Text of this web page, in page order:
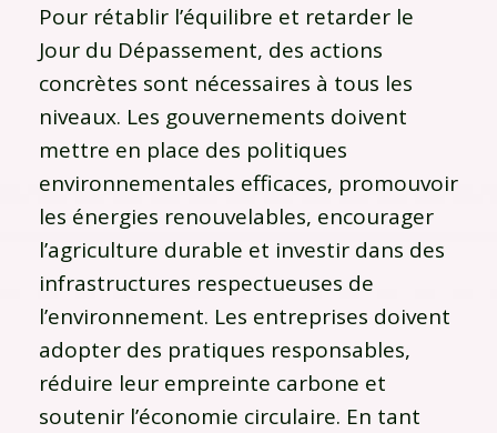
Pour rétablir l’équilibre et retarder le
Jour du Dépassement, des actions
concrètes sont nécessaires à tous les
niveaux. Les gouvernements doivent
mettre en place des politiques
environnementales efficaces, promouvoir
les énergies renouvelables, encourager
l’agriculture durable et investir dans des
infrastructures respectueuses de
l’environnement. Les entreprises doivent
adopter des pratiques responsables,
réduire leur empreinte carbone et
soutenir l’économie circulaire. En tant